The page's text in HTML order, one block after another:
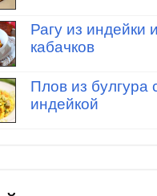
Рагу из индейки и
кабачков
Плов из булгура
индейкой